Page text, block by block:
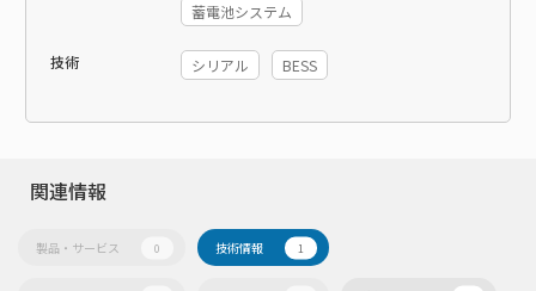
蓄電池システム
技術 シリアル BESS
関連情報
製品・サービス 0 技術情報 1